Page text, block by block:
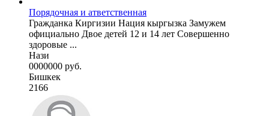
Порядочная и атветственная
Гражданка Киргизии Нация кыргызка Замужем
официально Двое детей 12 и 14 лет Совершенно
здоровые ...
Нази
0000000 руб.
Бишкек
2166